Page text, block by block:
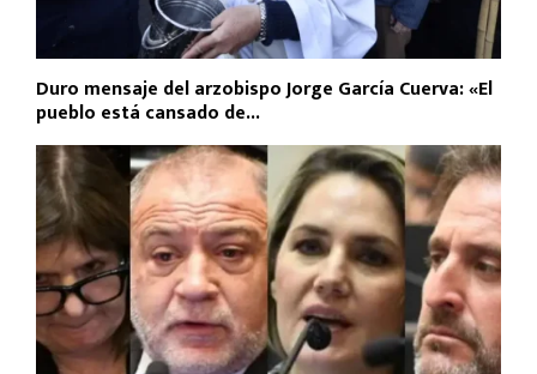
Duro mensaje del arzobispo Jorge García Cuerva: «El
pueblo está cansado de...